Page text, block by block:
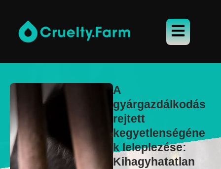
A
gyárgazdálkodás
rejtett
kegyetlenségéne
k leleplezése:
Kihagyhatatlan